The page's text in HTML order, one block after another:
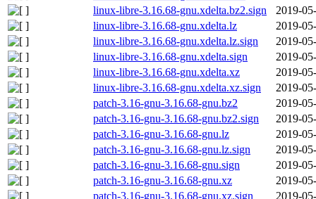
linux-libre-3.16.68-gnu.xdelta.bz2.sign
2019-
linux-libre-3.16.68-gnu.xdelta.lz
2019-
linux-libre-3.16.68-gnu.xdelta.lz.sign
2019-
linux-libre-3.16.68-gnu.xdelta.sign
2019-
linux-libre-3.16.68-gnu.xdelta.xz
2019-
linux-libre-3.16.68-gnu.xdelta.xz.sign
2019-
patch-3.16-gnu-3.16.68-gnu.bz2
2019-
patch-3.16-gnu-3.16.68-gnu.bz2.sign
2019-
patch-3.16-gnu-3.16.68-gnu.lz
2019-
patch-3.16-gnu-3.16.68-gnu.lz.sign
2019-
patch-3.16-gnu-3.16.68-gnu.sign
2019-
patch-3.16-gnu-3.16.68-gnu.xz
2019-
patch-3.16-gnu-3.16.68-gnu.xz.sign
2019-